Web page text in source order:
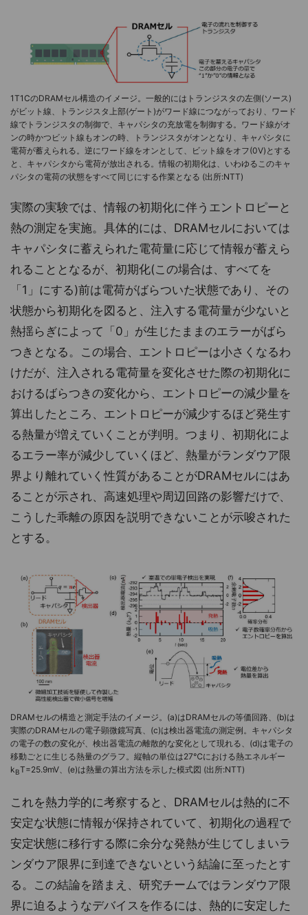
1T1CのDRAMセル構造のイメージ。一般的にはトランジスタの左側(ソース)
がビット線、トランジスタ上部(ゲート)がワード線につながっており、ワード
線でトランジスタの制御で、キャパシタの充放電を制御する。ワード線がオ
ンの時かつビット線もオンの時、トランジスタがオンとなり、キャパシタに
電荷が蓄えられる。逆にワード線をオンとして、ビット線をオフ(0V)とする
と、キャパシタから電荷が放出される。情報の初期化は、いわゆるこのキャ
パシタの電荷の状態をすべて同じにする作業となる (出所:NTT)
実際の実験では、情報の初期化に伴うエントロピーと
熱の測定を実施。具体的には、DRAMセルにおいては
キャパシタに蓄えられた電荷量に応じて情報が蓄えら
れることとなるが、初期化(この場合は、すべてを
「1」にする)前は電荷がばらついた状態であり、その
状態から初期化を図ると、注入する電荷量が少ないと
熱揺らぎによって「0」が生じたままのエラーがばら
つきとなる。この場合、エントロピーは小さくなるわ
けだが、注入される電荷量を変化させた際の初期化に
おけるばらつきの変化から、エントロピーの減少量を
算出したところ、エントロピーが減少するほど発生す
る熱量が増えていくことが判明。つまり、初期化によ
るエラー率が減少していくほど、熱量がランダウア限
界より離れていく性質があることがDRAMセルにはあ
ることが示され、高速処理や周辺回路の影響だけで、
こうした乖離の原因を説明できないことが示唆された
とする。
DRAMセルの構造と測定手法のイメージ。(a)はDRAMセルの等価回路、(b)は
実際のDRAMセルの電子顕微鏡写真、(c)は検出器電流の測定例。キャパシタ
の電子の数の変化が、検出器電流の離散的な変化として現れる、(d)は電子の
移動ごとに生じる熱量のグラフ。縦軸の単位は27℃における熱エネルギー
kBT=25.9mV、(e)は熱量の算出方法を示した模式図 (出所:NTT)
これを熱力学的に考察すると、DRAMセルは熱的に不
安定な状態に情報が保持されていて、初期化の過程で
安定状態に移行する際に余分な発熱が生じてしまいラ
ンダウア限界に到達できないという結論に至ったとす
る。この結論を踏まえ、研究チームではランダウア限
界に迫るようなデバイスを作るには、熱的に安定した